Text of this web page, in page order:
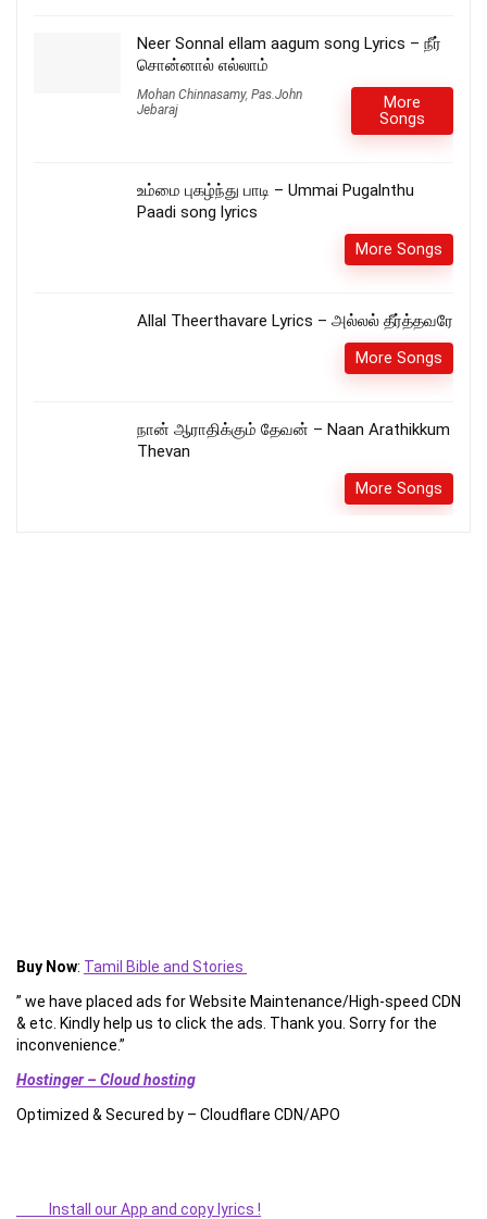
Neer Sonnal ellam aagum song Lyrics – நீர்
சொன்னால் எல்லாம்
Mohan Chinnasamy, Pas.John
Jebaraj
More
Songs
உம்மை புகழ்ந்து பாடி – Ummai Pugalnthu
Paadi song lyrics
More Songs
Allal Theerthavare Lyrics – அல்லல் தீர்த்தவரே
More Songs
நான் ஆராதிக்கும் தேவன் – Naan Arathikkum
Thevan
More Songs
Buy Now: Tamil Bible and Stories
” we have placed ads for Website Maintenance/High-speed CDN
& etc. Kindly help us to click the ads. Thank you. Sorry for the
inconvenience.”
Hostinger – Cloud hosting
Optimized & Secured by – Cloudflare CDN/APO
Install our App and copy lyrics !